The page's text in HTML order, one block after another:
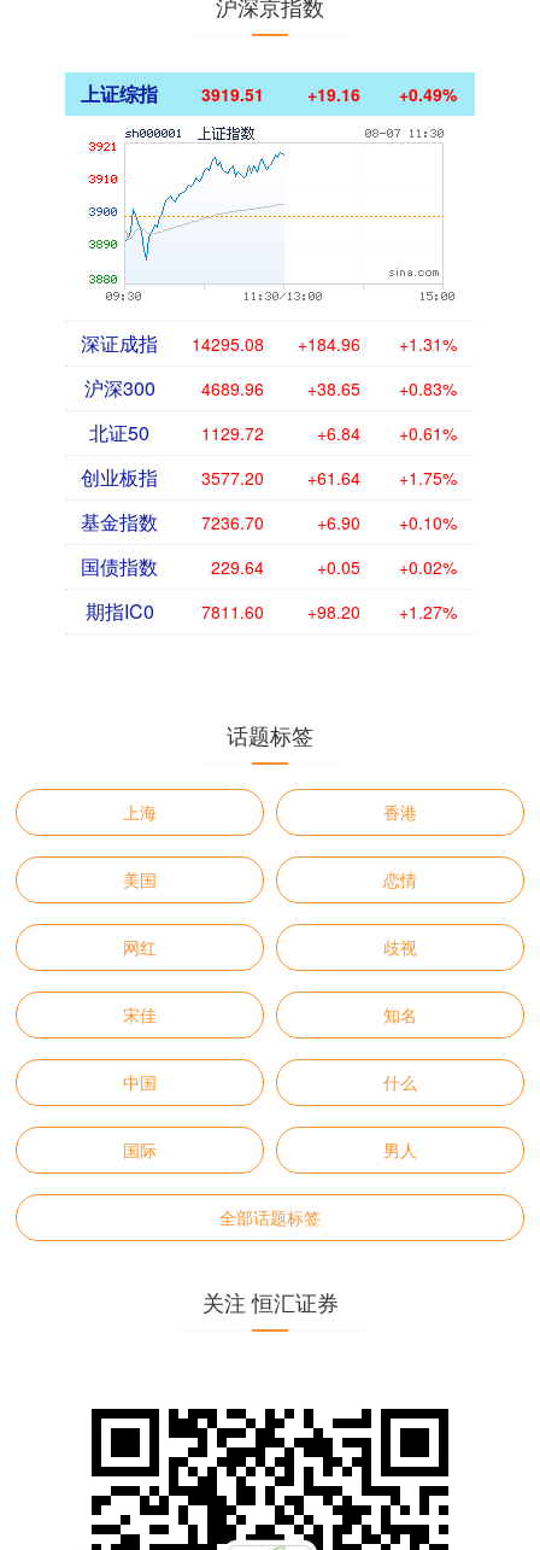
沪深京指数
上证综指 3919.51 +19.16 +0.49%
深证成指 14295.08 +184.96 +1.31%
沪深300 4689.96 +38.65 +0.83%
北证50 1129.72 +6.84 +0.61%
创业板指 3577.20 +61.64 +1.75%
基金指数 7236.70 +6.90 +0.10%
国债指数 229.64 +0.05 +0.02%
期指IC0 7811.60 +98.20 +1.27%
话题标签
上海 香港
美国 恋情
网红 歧视
宋佳 知名
中国 什么
国际 男人
全部话题标签
关注 恒汇证券